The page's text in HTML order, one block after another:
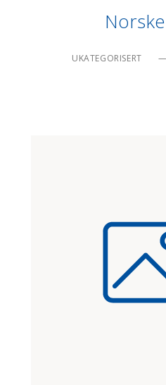
UKATEGORISERT —